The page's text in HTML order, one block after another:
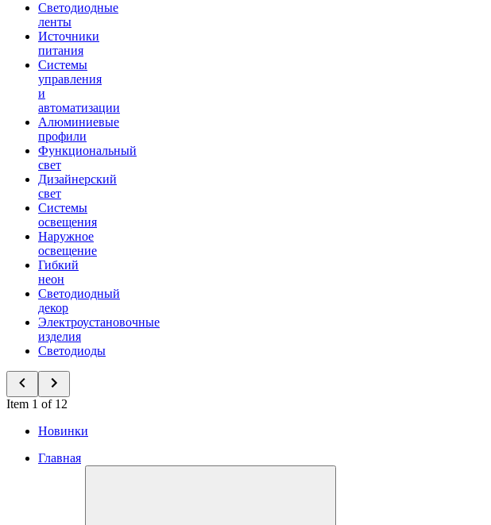
Светодиодные
ленты
Источники
питания
Системы
управления
и
автоматизации
Алюминиевые
профили
Функциональный
свет
Дизайнерский
свет
Системы
освещения
Наружное
освещение
Гибкий
неон
Светодиодный
декор
Электроустановочные
изделия
Светодиоды
Item 1 of 12
Новинки
Главная